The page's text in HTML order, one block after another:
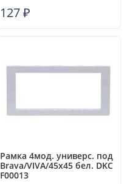
127₽
Рамка 4мод. универс. под
Brava/VIVA/45х45 бел. DKC
F00013